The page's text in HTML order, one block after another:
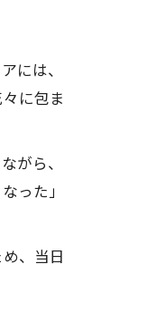
には、
に包ま
がら、
った」
、当日